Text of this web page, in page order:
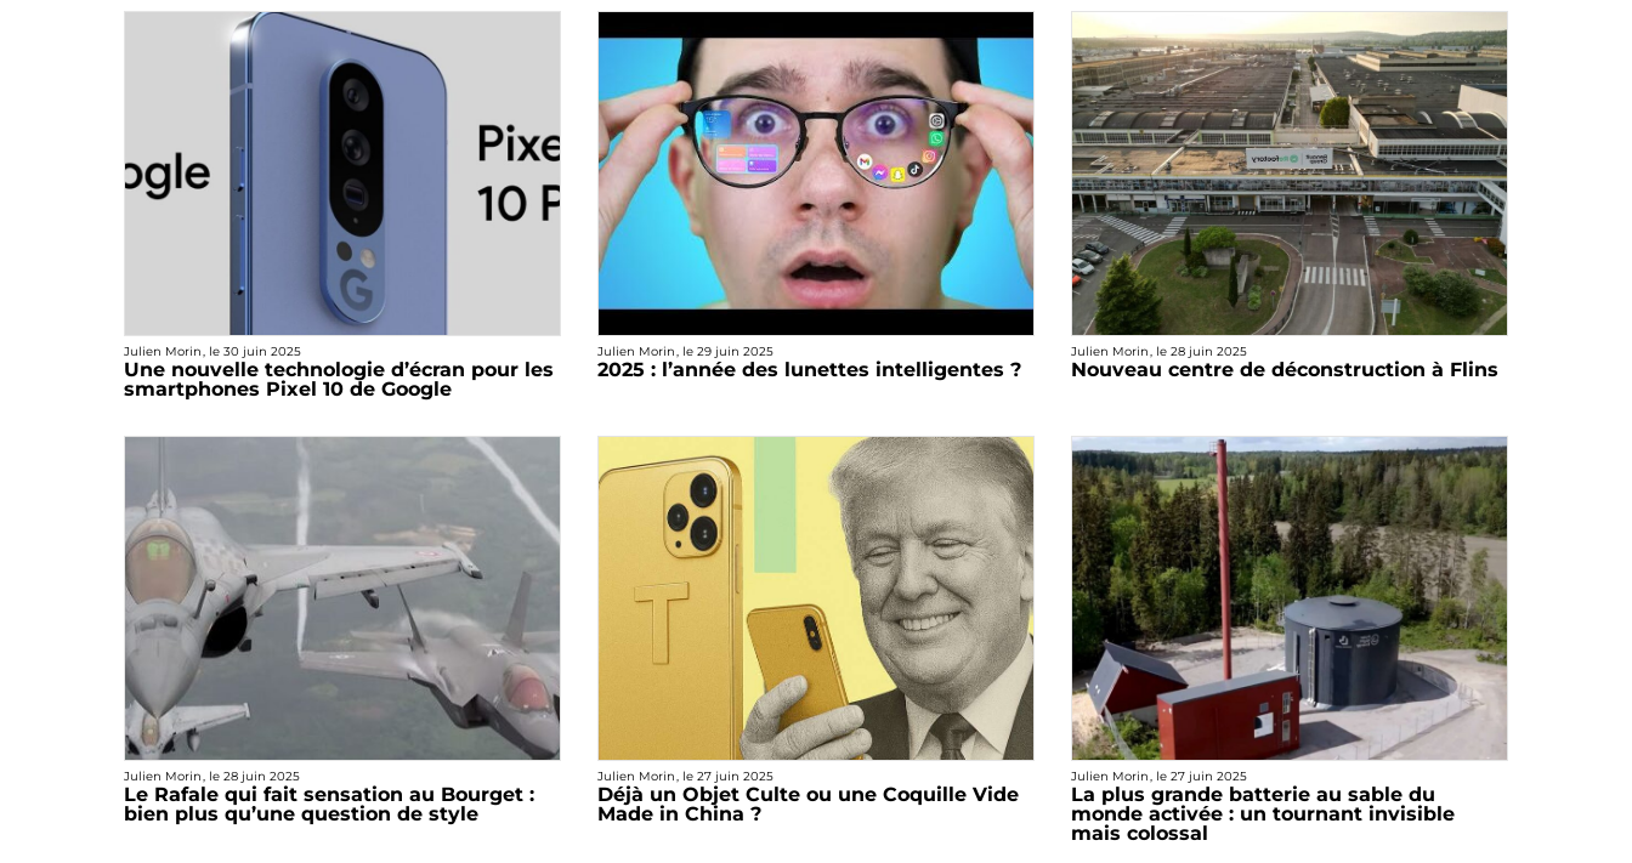
Julien Morin, le 30 juin 2025
Une nouvelle technologie d’écran pour les
smartphones Pixel 10 de Google
Julien Morin, le 29 juin 2025
2025 : l’année des lunettes intelligentes ?
Julien Morin, le 28 juin 2025
Nouveau centre de déconstruction à Flins
Julien Morin, le 28 juin 2025
Le Rafale qui fait sensation au Bourget :
bien plus qu’une question de style
Julien Morin, le 27 juin 2025
Déjà un Objet Culte ou une Coquille Vide
Made in China ?
Julien Morin, le 27 juin 2025
La plus grande batterie au sable du
monde activée : un tournant invisible
mais colossal